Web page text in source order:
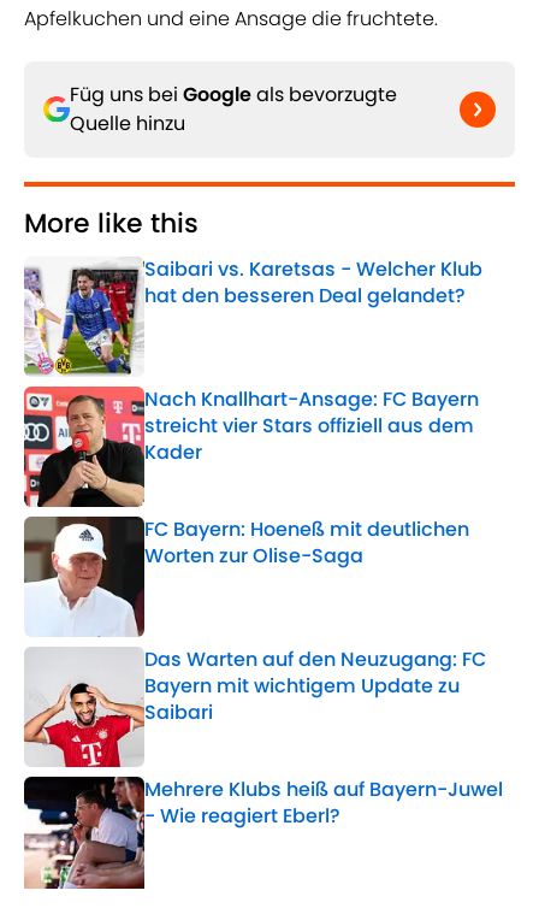
Apfelkuchen und eine Ansage die fruchtete.
Füg uns bei Googleals bevorzugte
Quelle hinzu
More like this
Saibari vs. Karetsas - Welcher Klub
hat den besseren Deal gelandet?
Published by on Invalid Date
Nach Knallhart-Ansage: FC Bayern
streicht vier Stars offiziell aus dem
Kader
FC Bayern: Hoeneß mit deutlichen
Worten zur Olise-Saga
Das Warten auf den Neuzugang: FC
Bayern mit wichtigem Update zu
Saibari
Mehrere Klubs heiß auf Bayern-Juwel
- Wie reagiert Eberl?
Published by on Invalid Date